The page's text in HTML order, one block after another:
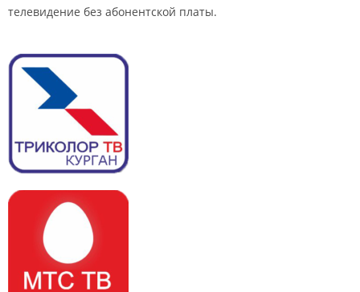
телевидение без абонентской платы.